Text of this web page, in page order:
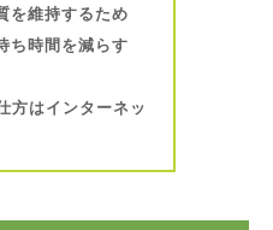
を維持するため
ち時間を減らす
方はインターネッ